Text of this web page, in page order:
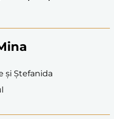
și Ștefanida